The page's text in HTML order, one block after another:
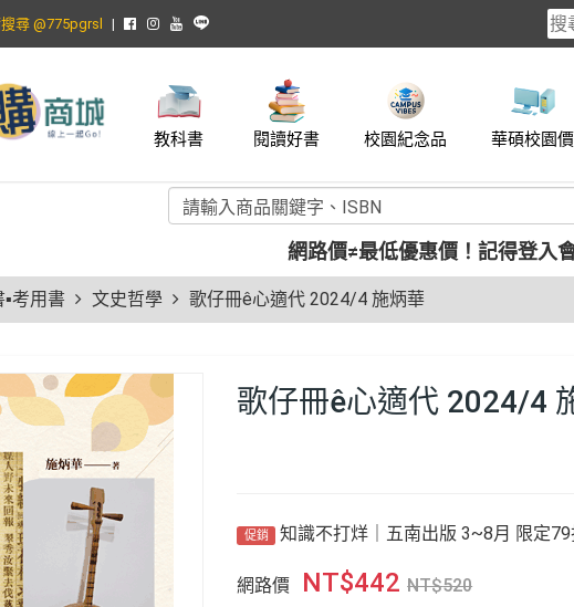
尋 @775pgrsl
教科書 閱讀好書 校園紀念品 華碩校園價
網路價≠最低優惠價！ 記得登入
考用書 文史哲學 歌仔冊ê心適代 2024/4 施炳華
歌仔冊ê心適代 2024/4
促銷 知識不打烊｜五南出版 3~8月 限定
網路價 NT$442 NT$520